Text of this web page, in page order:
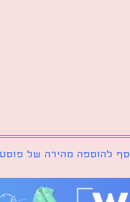
מהירה של פוסטים או